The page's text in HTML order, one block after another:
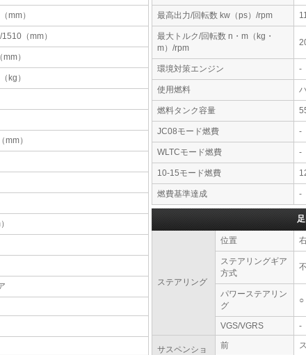
mm）
（mm）
）
kg）
mm）
最高出力/回転数 kw（ps）/rpm
最大トルク/回転数 n・m（kg・
m）/rpm
環境対策エンジン -
使用燃料
燃料タンク容量
JC08モード燃費 -
WLTCモード燃費 -
10-15モード燃費
燃費基準達成 -
ステアリング
位置
ステアリングギア
方式
パワーステアリン
グ
○
VGS/VGRS -
サスペンショ
前